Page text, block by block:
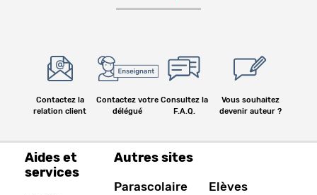
Contactez la
relation client
Contactez votre
délégué
Consultez la
F.A.Q.
Vous souhaitez
devenir auteur ?
Aides et
services
Autres sites
Parascolaire Elèves